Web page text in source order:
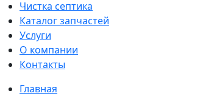
Чистка септика
Каталог запчастей
Услуги
О компании
Контакты
Главная